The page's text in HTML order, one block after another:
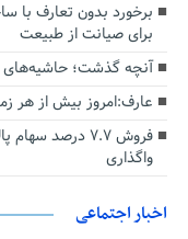
برخورد بدون تعارف با
برای صیانت از طبیعت
آنچه گذشت؛ حاشیه‌های
عارف:امروز بیش از هر
فروش ۷.۷ درصد
واگذاری
اخبار اجتماعی